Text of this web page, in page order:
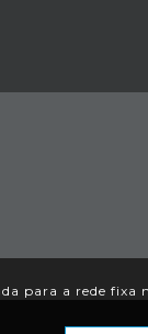
para a rede fixa